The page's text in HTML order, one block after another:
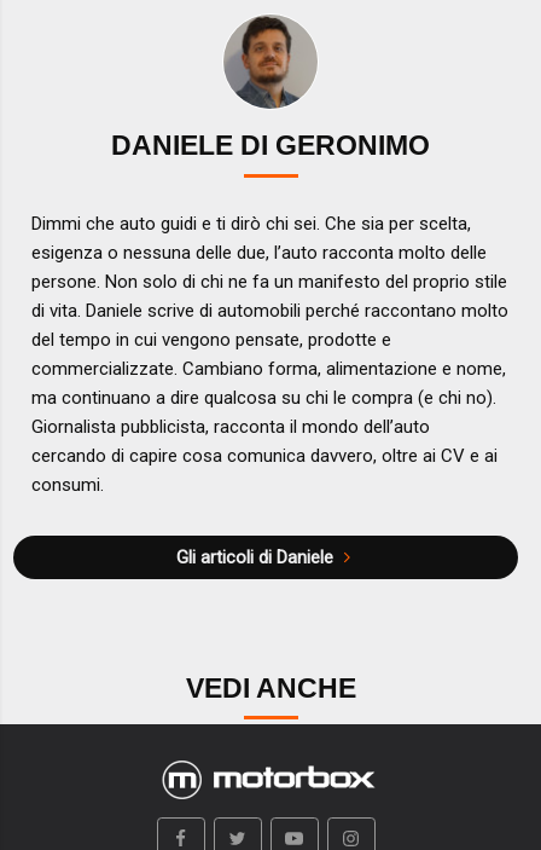
DANIELE DI GERONIMO
Dimmi che auto guidi e ti dirò chi sei. Che sia per scelta,
esigenza o nessuna delle due, l’auto racconta molto delle
persone. Non solo di chi ne fa un manifesto del proprio stile
di vita. Daniele scrive di automobili perché raccontano molto
del tempo in cui vengono pensate, prodotte e
commercializzate. Cambiano forma, alimentazione e nome,
ma continuano a dire qualcosa su chi le compra (e chi no).
Giornalista pubblicista, racconta il mondo dell’auto
cercando di capire cosa comunica davvero, oltre ai CV e ai
consumi.
Gli articoli di Daniele
VEDI ANCHE